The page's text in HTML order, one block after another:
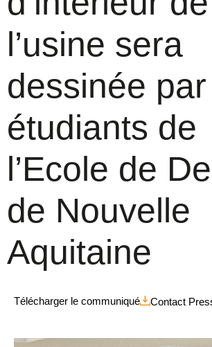
l’usine sera
dessinée
étudiants de
l’Ecole de
de Nouvelle
Aquitaine
Télécharger le communiqué Contact